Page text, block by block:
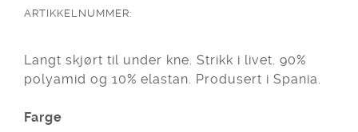
ARTIKKELNUMMER:
Langt skjørt til under kne. Strikk i livet. 90%
polyamid og 10% elastan. Produsert i Spania.
Farge